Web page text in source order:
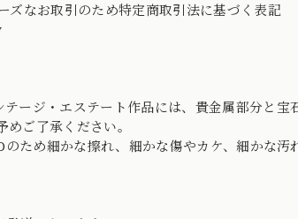
ズなお取引のため特定商取引法に基づく表記
ージ・エステート作品には、貴金属部分と
ご了承ください。
のため細かな擦れ、細かな傷やカケ、細かな